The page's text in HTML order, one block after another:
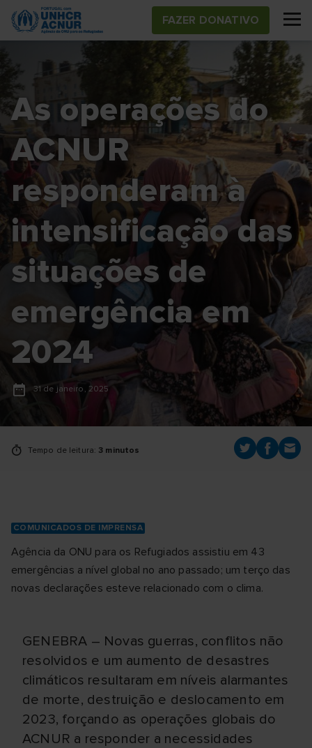
Skip
main
FAZER DONATIVO
As operações do
ACNUR
responderam à
intensificação das
situações de
emergência em
2024
31 de janeiro, 2025
Tempo de leitura: 3 minutos
COMUNICADOS DE IMPRENSA
Agência da ONU para os Refugiados assistiu em 43
emergências a nível global no ano passado; um terço das
novas declarações esteve relacionado com o clima.
GENEBRA – Novas guerras, conflitos não
resolvidos e um aumento de desastres
climáticos resultaram em níveis alarmantes
de morte, destruição e deslocamento em
2023, forçando as operações globais do
ACNUR a responder a necessidades